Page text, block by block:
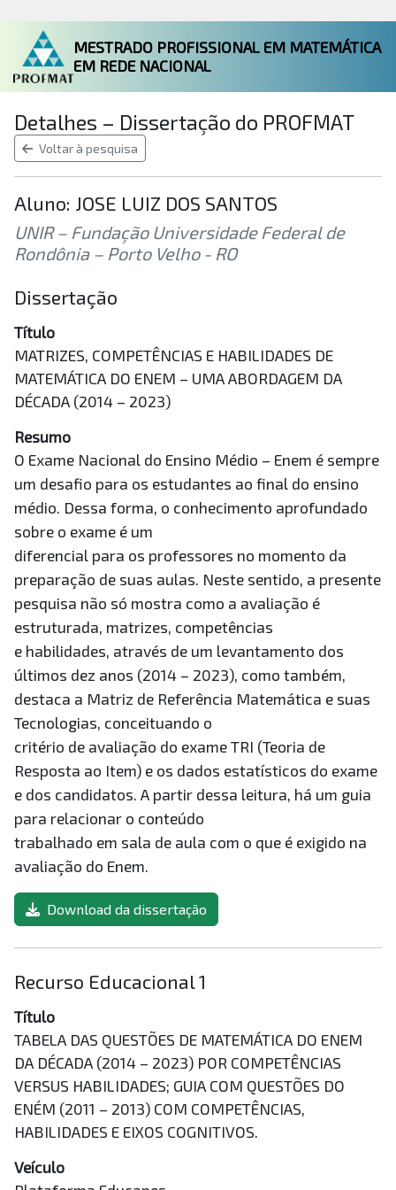
MESTRADO PROFISSIONAL EM MATEMÁTICA
EM REDE NACIONAL
Detalhes – Dissertação do PROFMAT
Voltar à pesquisa
Aluno: JOSE LUIZ DOS SANTOS
UNIR – Fundação Universidade Federal de
Rondônia – Porto Velho - RO
Dissertação
Título
MATRIZES, COMPETÊNCIAS E HABILIDADES DE
MATEMÁTICA DO ENEM – UMA ABORDAGEM DA
DÉCADA (2014 – 2023)
Resumo
O Exame Nacional do Ensino Médio – Enem é sempre
um desafio para os estudantes ao final do ensino
médio. Dessa forma, o conhecimento aprofundado
sobre o exame é um
diferencial para os professores no momento da
preparação de suas aulas. Neste sentido, a presente
pesquisa não só mostra como a avaliação é
estruturada, matrizes, competências
e habilidades, através de um levantamento dos
últimos dez anos (2014 – 2023), como também,
destaca a Matriz de Referência Matemática e suas
Tecnologias, conceituando o
critério de avaliação do exame TRI (Teoria de
Resposta ao Item) e os dados estatísticos do exame
e dos candidatos. A partir dessa leitura, há um guia
para relacionar o conteúdo
trabalhado em sala de aula com o que é exigido na
avaliação do Enem.
Download da dissertação
Recurso Educacional 1
Título
TABELA DAS QUESTÕES DE MATEMÁTICA DO ENEM
DA DÉCADA (2014 – 2023) POR COMPETÊNCIAS
VERSUS HABILIDADES; GUIA COM QUESTÕES DO
ENÉM (2011 – 2013) COM COMPETÊNCIAS,
HABILIDADES E EIXOS COGNITIVOS.
Veículo